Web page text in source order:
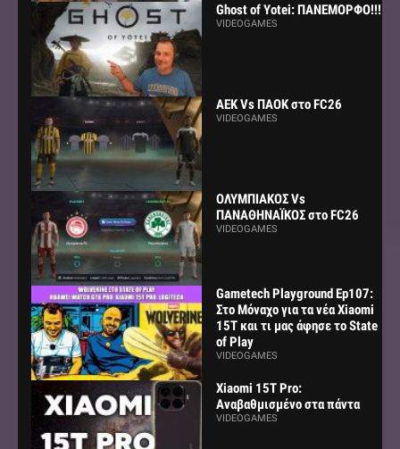
Ghost of Yotei: ΠΑΝΕΜΟΡΦΟ!!!
VIDEOGAMES
AEK Vs ΠΑΟΚ στο FC26
VIDEOGAMES
ΟΛΥΜΠΙΑΚΟΣ Vs
ΠΑΝΑΘΗΝΑΪΚΟΣ στο FC26
VIDEOGAMES
Gametech Playground Ep107:
Στο Μόναχο για τα νέα Xiaomi
15Τ και τι μας άφησε το State
of Play
VIDEOGAMES
Xiaomi 15T Pro:
Αναβαθμισμένο στα πάντα
VIDEOGAMES